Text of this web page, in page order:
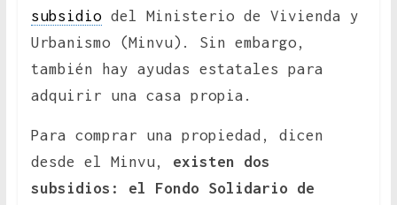
subsidiodel Ministerio de Vivienda y
Urbanismo (Minvu). Sin embargo,
también hay ayudas estatales para
adquirir una casa propia.
Para comprar una propiedad, dicen
desde el Minvu,
existen dos
subsidios: el Fondo Solidario de